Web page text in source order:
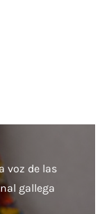
voz de las
gallega